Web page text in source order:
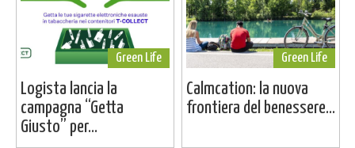
Green Life
Logista lancia la
campagna “Getta
Giusto” per...
Green Life
Calmcation: la nuova
frontiera del benessere...